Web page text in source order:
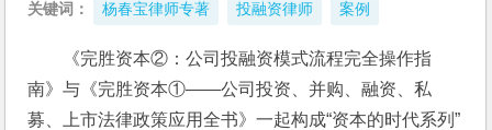
关键词： 杨春宝律师专著 投融资律师 案例
《完胜资本②：公司投融资模式流程完全操作指
南》与《完胜资本①——公司投资、并购、融资、私
募、上市法律政策应用全书》一起构成“资本的时代系列”